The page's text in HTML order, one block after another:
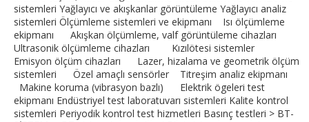
sistemleri Yağlayıcı ve akışkanlar görüntüleme Yağlayıcı analiz
sistemleri Ölçümleme sistemleri ve ekipmanı Isı ölçümleme
ekipmanı Akışkan ölçümleme, valf görüntüleme cihazları
Ultrasonik ölçümleme cihazları Kızılötesi sistemler
Emisyon ölçüm cihazları Lazer, hizalama ve geometrik ölçüm
sistemleri Özel amaçlı sensörler Titreşim analiz ekipmanı
Makine koruma (vibrasyon bazlı) Elektrik ögeleri test
ekipmanı Endüstriyel test laboratuvarı sistemleri Kalite kontrol
sistemleri Periyodik kontrol test hizmetleri Basınç testleri > BT-